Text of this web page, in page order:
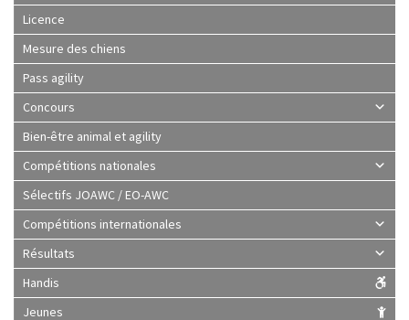
Licence
Mesure des chiens
Pass agility
Concours
Bien-être animal et agility
Compétitions nationales
Sélectifs JOAWC / EO-AWC
Compétitions internationales
Résultats
Handis
Jeunes